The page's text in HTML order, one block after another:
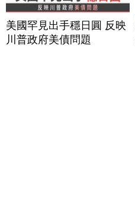
美國罕見出手穩日圓 反映
川普政府美債問題